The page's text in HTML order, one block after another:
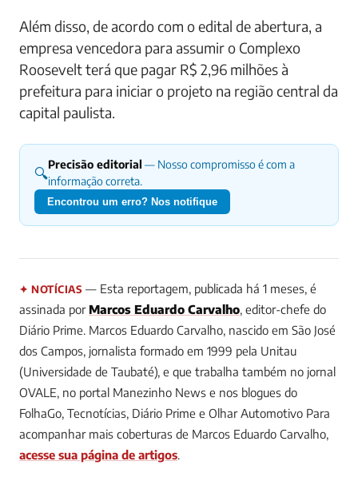
Além disso, de acordo com o edital de abertura, a
empresa vencedora para assumir o Complexo
Roosevelt terá que pagar R$ 2,96 milhões à
prefeitura para iniciar o projeto na região central da
capital paulista.
🔍Precisão editorial — Nosso compromisso é com a
informação correta.
Encontrou um erro? Nos notifique
✦ NOTÍCIAS — Esta reportagem, publicada há 1 meses, é
assinada por Marcos Eduardo Carvalho, editor-chefe do
Diário Prime. Marcos Eduardo Carvalho, nascido em São José
dos Campos, jornalista formado em 1999 pela Unitau
(Universidade de Taubaté), e que trabalha também no jornal
OVALE, no portal Manezinho News e nos blogues do
FolhaGo, Tecnotícias, Diário Prime e Olhar Automotivo Para
acompanhar mais coberturas de Marcos Eduardo Carvalho,
acesse sua página de artigos.